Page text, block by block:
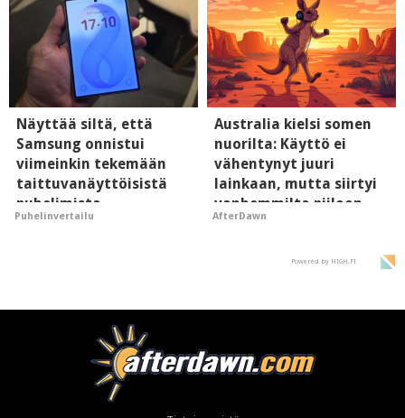
Näyttää siltä, että
Samsung onnistui
viimeinkin tekemään
taittuvanäyttöisistä
puhelimista
supersuosittuja
Puhelinvertailu
Australia kielsi somen
nuorilta: Käyttö ei
vähentynyt juuri
lainkaan, mutta siirtyi
vanhemmilta piiloon
AfterDawn
Powered by HIGH.FI